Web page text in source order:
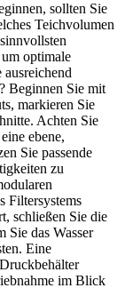
sollten Sie
Teichvolumen
optimale
Beginnen Sie mit
markieren Sie
Achten Sie
ebene,
Sie passende
zu
Filtersystems
schließen Sie die
Sie das Wasser
Eine
im Blick